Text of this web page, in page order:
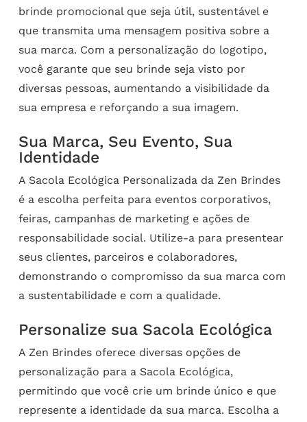
brinde promocional que seja útil, sustentável e
que transmita uma mensagem positiva sobre a
sua marca. Com a personalização do logotipo,
você garante que seu brinde seja visto por
diversas pessoas, aumentando a visibilidade da
sua empresa e reforçando a sua imagem.
Sua Marca, Seu Evento, Sua
Identidade
A Sacola Ecológica Personalizada da Zen Brindes
é a escolha perfeita para eventos corporativos,
feiras, campanhas de marketing e ações de
responsabilidade social. Utilize-a para presentear
seus clientes, parceiros e colaboradores,
demonstrando o compromisso da sua marca com
a sustentabilidade e com a qualidade.
Personalize sua Sacola Ecológica
A Zen Brindes oferece diversas opções de
personalização para a Sacola Ecológica,
permitindo que você crie um brinde único e que
represente a identidade da sua marca. Escolha a